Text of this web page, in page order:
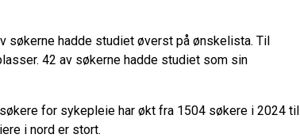
søkerne hadde studiet øverst på ønskelista. Til
42 av søkerne hadde studiet som sin
for sykepleie har økt fra 1504 søkere i 2024 til
i nord er stort.